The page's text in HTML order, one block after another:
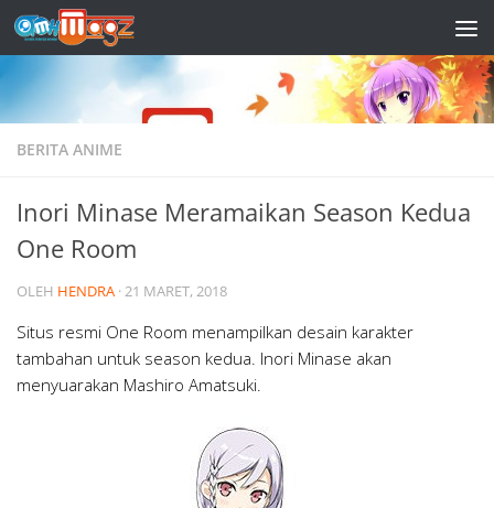
Skip to content
BERITA ANIME
Inori Minase Meramaikan Season Kedua
One Room
OLEH HENDRA ·21 MARET, 2018
Situs resmi One Room menampilkan desain karakter
tambahan untuk season kedua. Inori Minase akan
menyuarakan Mashiro Amatsuki.